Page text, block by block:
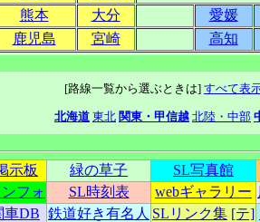
熊本
大分
愛媛
鹿児島 宮崎 高知
[路線一覧から選ぶときは] すべて表
北海道 東北 関東・甲信越 北陸・中部
示板 緑の草子
SL写真館
フォ SL時刻表 webギャラリー
車DB 鉄道好き有名人 SLリンク集 [テ]